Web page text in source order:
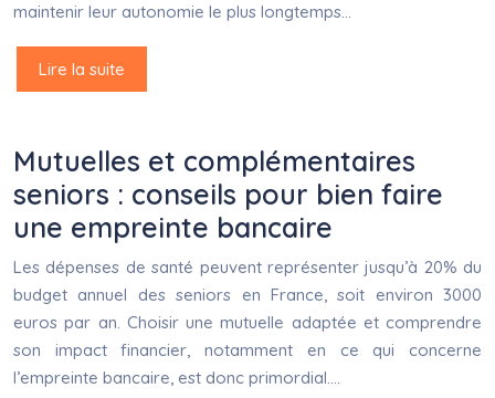
maintenir leur autonomie le plus longtemps…
Lire la suite
Mutuelles et complémentaires
seniors : conseils pour bien faire
une empreinte bancaire
Les dépenses de santé peuvent représenter jusqu’à 20% du
budget annuel des seniors en France, soit environ 3000
euros par an. Choisir une mutuelle adaptée et comprendre
son impact financier, notamment en ce qui concerne
l’empreinte bancaire, est donc primordial….